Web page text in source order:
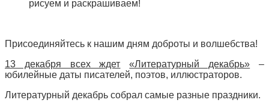
рисуем и раскрашиваем!
Присоединяйтесь к нашим дням доброты и волшебства!
13 декабря всех ждет
«Литературный декабрь» –
юбилейные даты писателей, поэтов, иллюстраторов.
Литературный декабрь собрал самые разные праздники.